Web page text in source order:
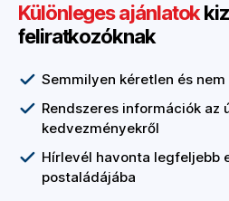
Különleges ajánlatok
feliratkozóknak
Semmilyen kéretlen és
Rendszeres információk az
kedvezményekről
Hírlevél havonta legfeljebb
postaládájába